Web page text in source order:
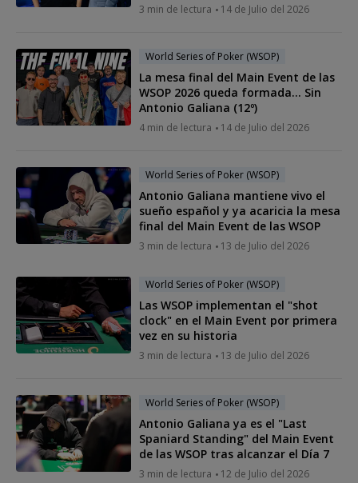
3 min de lectura 14 de Julio del 2026
World Series of Poker (WSOP)
La mesa final del Main Event de las
WSOP 2026 queda formada... Sin
Antonio Galiana (12º)
4 min de lectura 14 de Julio del 2026
World Series of Poker (WSOP)
Antonio Galiana mantiene vivo el
sueño español y ya acaricia la mesa
final del Main Event de las WSOP
3 min de lectura 13 de Julio del 2026
World Series of Poker (WSOP)
Las WSOP implementan el "shot
clock" en el Main Event por primera
vez en su historia
3 min de lectura 13 de Julio del 2026
World Series of Poker (WSOP)
Antonio Galiana ya es el "Last
Spaniard Standing" del Main Event
de las WSOP tras alcanzar el Día 7
3 min de lectura 12 de Julio del 2026